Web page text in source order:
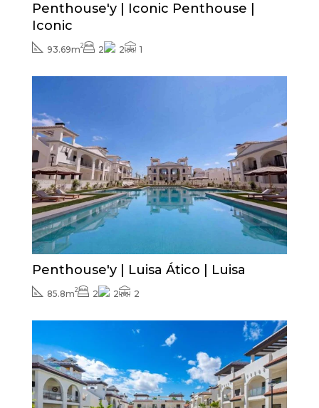
Penthouse'y | Iconic Penthouse |
Iconic
93.69m2 2 2 1
Zapytaj o cenę
Penthouse'y | Luisa Ático | Luisa
85.8m2 2 2 2